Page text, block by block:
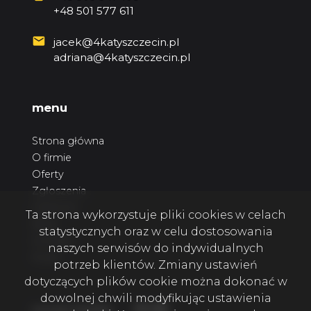
+48 501 577 611
jacek@4katyszczecin.pl
adriana@4katyszczecin.pl
menu
Strona główna
O firmie
Oferty
Zgłoszenia
Kontakt
Ta strona wykorzystuje pliki cookies w celach
statystycznych oraz w celu dostosowania
naszych serwisów do indywidualnych
potrzeb klientów. Zmiany ustawień
dotyczących plików cookie można dokonać w
dowolnej chwili modyfikując ustawienia